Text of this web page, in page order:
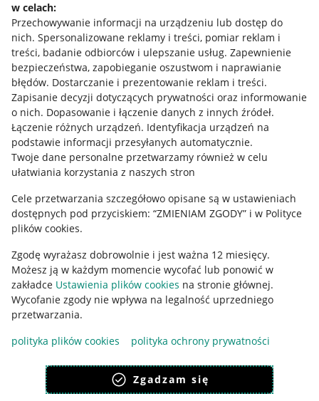
w celach:
Przechowywanie informacji na urządzeniu lub dostęp do
nich. Spersonalizowane reklamy i treści, pomiar reklam i
treści, badanie odbiorców i ulepszanie usług. Zapewnienie
bezpieczeństwa, zapobieganie oszustwom i naprawianie
błędów. Dostarczanie i prezentowanie reklam i treści.
Zapisanie decyzji dotyczących prywatności oraz informowanie
o nich. Dopasowanie i łączenie danych z innych źródeł.
Łączenie różnych urządzeń. Identyfikacja urządzeń na
podstawie informacji przesyłanych automatycznie.
Twoje dane personalne przetwarzamy również w celu
ułatwiania korzystania z naszych stron
Cele przetwarzania szczegółowo opisane są w ustawieniach
dostępnych pod przyciskiem: “ZMIENIAM ZGODY” i w Polityce
plików cookies.
Zgodę wyrażasz dobrowolnie i jest ważna 12 miesięcy.
Możesz ją w każdym momencie wycofać lub ponowić w
zakładce Ustawienia plików cookies na stronie głównej.
Wycofanie zgody nie wpływa na legalność uprzedniego
przetwarzania.
polityka plików cookies
polityka ochrony prywatności
Zgadzam się
Allegro Gadane dla sprzedających
Allegro Gadane dla kupujących
Mapa miejscowości
Informacje prawne
Regulamin
Polityka plików "cookies"
Ustawienia plików "cookies"
Udostępnianie lokalizacji
Informacje dla Aktu o Usługach Cyfrowych
Pobierz aplikację